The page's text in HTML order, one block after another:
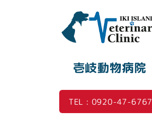
壱岐動物病院
TEL : 0920-47-6767